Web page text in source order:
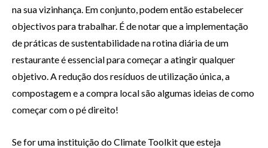
na sua vizinhança. Em conjunto, podem então estabelecer
objectivos para trabalhar. É de notar que a implementação
de práticas de sustentabilidade na rotina diária de um
restaurante é essencial para começar a atingir qualquer
objetivo. A redução dos resíduos de utilização única, a
compostagem e a compra local são algumas ideias de como
começar com o pé direito!
Se for uma instituição do Climate Toolkit que esteja